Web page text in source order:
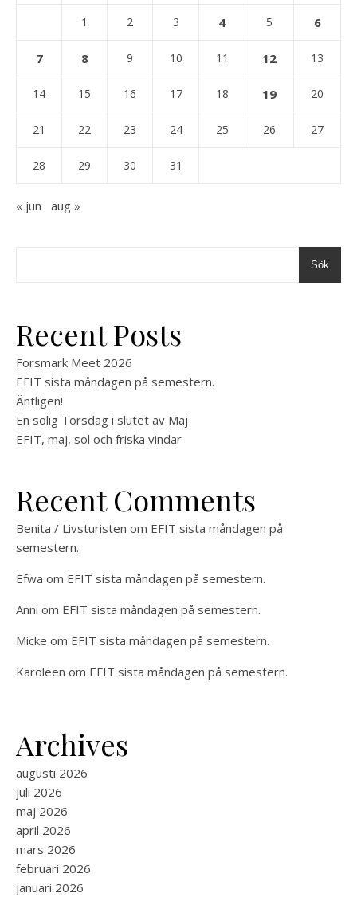
1 2 3 4 5 6
7 8 9 10 11 12 13
14 15 16 17 18 19 20
21 22 23 24 25 26 27
28 29 30 31
« jun aug »
Sök
Recent Posts
Forsmark Meet 2026
EFIT sista måndagen på semestern.
Äntligen!
En solig Torsdag i slutet av Maj
EFIT, maj, sol och friska vindar
Recent Comments
Benita / Livsturisten om EFIT sista måndagen på
semestern.
Efwa om EFIT sista måndagen på semestern.
Anni om EFIT sista måndagen på semestern.
Micke om EFIT sista måndagen på semestern.
Karoleen om EFIT sista måndagen på semestern.
Archives
augusti 2026
juli 2026
maj 2026
april 2026
mars 2026
februari 2026
januari 2026